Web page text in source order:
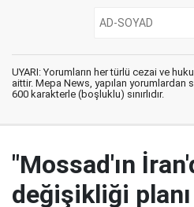
UYARI: Yorumların her türlü cezai ve
aittir. Mepa News, yapılan yorumlardan
600 karakterle (boşluklu) sınırlıdır.
"Mossad'ın
değişikliği planı